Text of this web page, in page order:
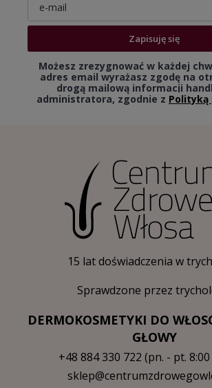
Zapisuję się
Możesz zrezygnować w każdej
adres email wyrażasz zgodę na
drogą mailową informacji
administratora, zgodnie z Polityką
15 lat doświadczenia w
Sprawdzone przez
DERMOKOSMETYKI DO
GŁOWY
+48 884 330 722 (pn. - pt.